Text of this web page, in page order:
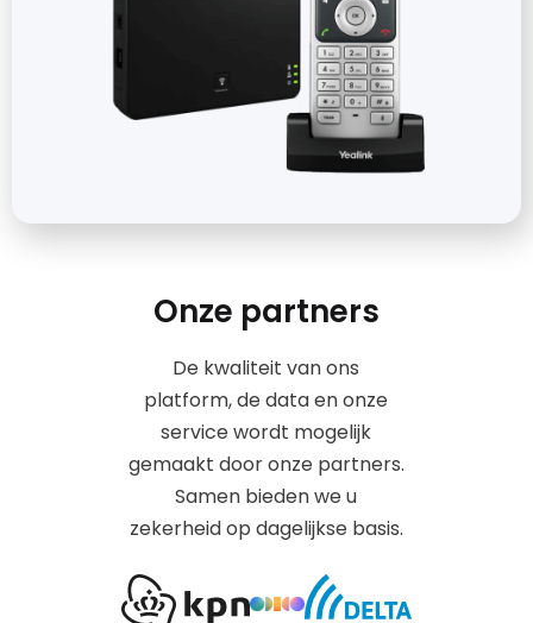
Onze partners
De kwaliteit van ons
platform, de data en onze
service wordt mogelijk
gemaakt door onze partners.
Samen bieden we u
zekerheid op dagelijkse basis.